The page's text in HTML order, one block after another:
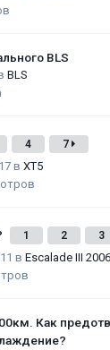
BLS
BLS
4 7
в XT5
1 2 3
в Escalade III
Как